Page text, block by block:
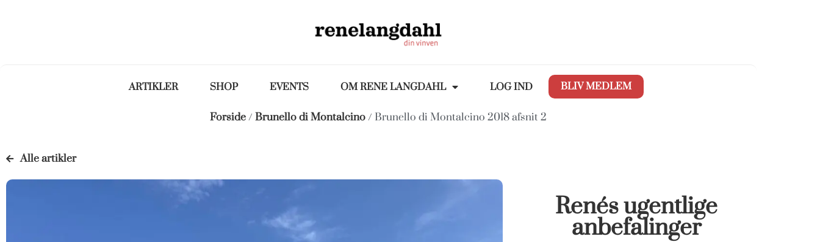
ARTIKLER SHOP EVENTS OM RENE LANGDAHL LOG IND BLIV MEDLEM
Forside/ Brunello di Montalcino/ Brunello di Montalcino 2018 afsnit 2
Alle artikler
Renés ugentlige
anbefalinger